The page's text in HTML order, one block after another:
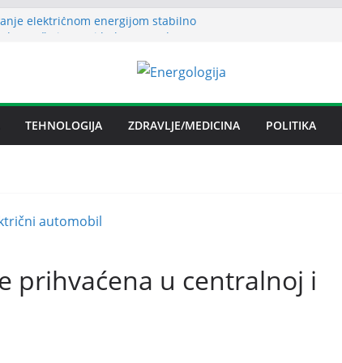
električnom energijom stabilno
Zenica: moguće donošenje odluke
spor RiTE Ugljevik i Elektrogospodarstva
TEHNOLOGIJA ZDRAVLJE/MEDICINA POLITIKA
prihvaćena u centralnoj i